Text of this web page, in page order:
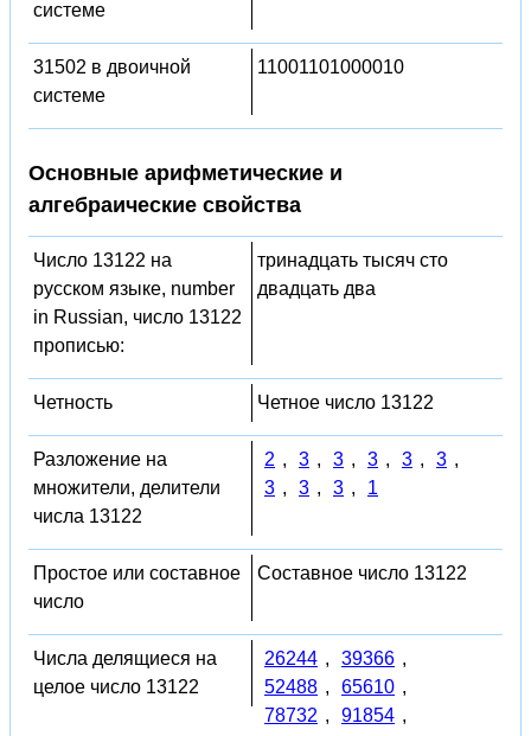
системе
31502 в двоичной
системе
11001101000010
Основные арифметические и
алгебраические свойства
Число 13122 на
русском языке, number
in Russian, число 13122
прописью:
тринадцать тысяч сто
двадцать два
Четность Четное число 13122
Разложение на
множители, делители
числа 13122
2 , 3 , 3 , 3 , 3 , 3 ,
3 , 3 , 3 , 1
Простое или составное
число
Составное число 13122
Числа делящиеся на
целое число 13122
26244 , 39366 ,
52488 , 65610 ,
78732 , 91854 ,